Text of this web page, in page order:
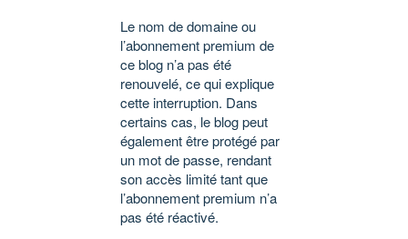
Le nom de domaine ou
l’abonnement premium de
ce blog n’a pas été
renouvelé, ce qui explique
cette interruption. Dans
certains cas, le blog peut
également être protégé par
un mot de passe, rendant
son accès limité tant que
l’abonnement premium n’a
pas été réactivé.